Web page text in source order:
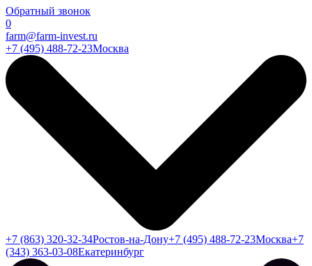
Обратный звонок
0
farm@farm-invest.ru
+7 (495) 488-72-23Москва
+7 (863) 320-32-34Ростов-на-Дону+7 (495) 488-72-23Москва+7
(343) 363-03-08Екатеринбург